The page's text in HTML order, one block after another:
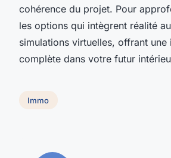
cohérence du projet. Pour
les options qui intègrent réalité
simulations virtuelles, offrant une
complète dans votre futur
Immo